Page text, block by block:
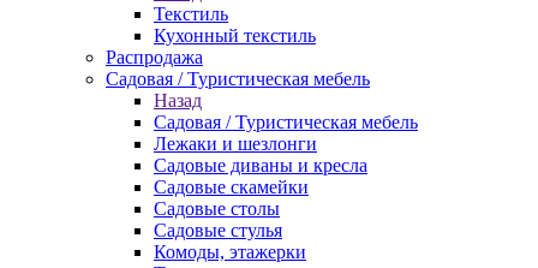
Текстиль
Кухонный текстиль
Распродажа
Садовая / Туристическая мебель
Назад
Садовая / Туристическая мебель
Лежаки и шезлонги
Садовые диваны и кресла
Садовые скамейки
Садовые столы
Садовые стулья
Комоды, этажерки